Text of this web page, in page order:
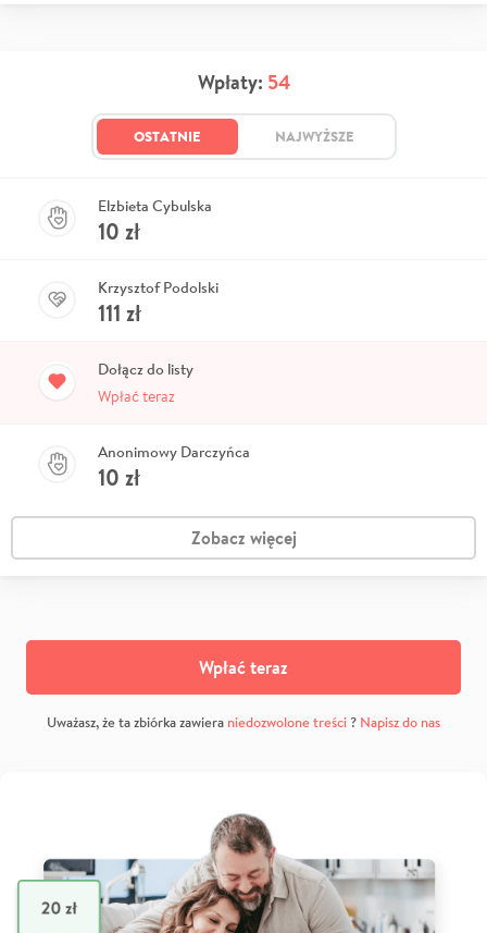
Wpłaty: 54
OSTATNIE NAJWYŻSZE
Elzbieta Cybulska
10 zł
Krzysztof Podolski
111 zł
Dołącz do listy
Wpłać teraz
Anonimowy Darczyńca
10 zł
Zobacz więcej
Wpłać teraz
Uważasz, że ta zbiórka zawiera niedozwolone treści? Napisz do nas